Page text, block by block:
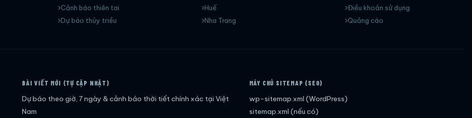
Cảnh báo thiên tai
Dự báo thủy triều
Huế
Nha Trang
Điều khoản sử dụng
Quảng cáo
BÀI VIẾT MỚI (TỰ CẬP NHẬT)
Dự báo theo giờ, 7 ngày & cảnh báo thời tiết chính xác tại Việt
Nam
MÁY CHỦ SITEMAP (SEO)
wp-sitemap.xml (WordPress)
sitemap.xml (nếu có)